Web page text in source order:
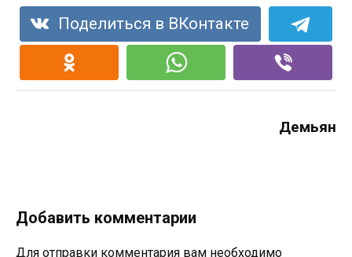
Поделиться в ВКонтакте
Демьян
Добавить комментарии
Для отправки комментария вам необходимо